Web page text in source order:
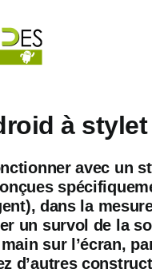
à
avec un
dans la
un survol de la
sur l’écran,
d’autres